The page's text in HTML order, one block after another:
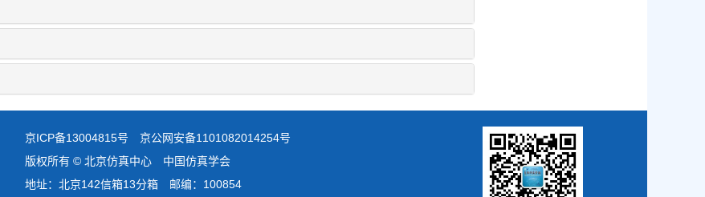
京ICP备13004815号 京公网安备1101082014254号
版权所有 © 北京仿真中心 中国仿真学会
地址：北京142信箱13分箱 邮编：100854